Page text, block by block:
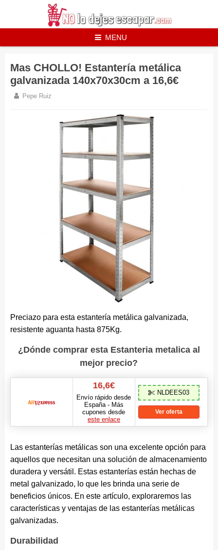
MENU
Mas CHOLLO! Estantería metálica
galvanizada 140x70x30cm a 16,6€
Pepe Ruiz
Preciazo para esta estantería metálica galvanizada,
resistente aguanta hasta 875Kg.
¿Dónde comprar esta Estanteria metalica al
mejor precio?
16,6€
Envío rápido desde
España - Más
cupones desde
este enlace
NLDEES03
Ver oferta
Las estanterías metálicas son una excelente opción para
aquellos que necesitan una solución de almacenamiento
duradera y versátil. Estas estanterías están hechas de
metal galvanizado, lo que les brinda una serie de
beneficios únicos. En este artículo, exploraremos las
características y ventajas de las estanterías metálicas
galvanizadas.
Durabilidad